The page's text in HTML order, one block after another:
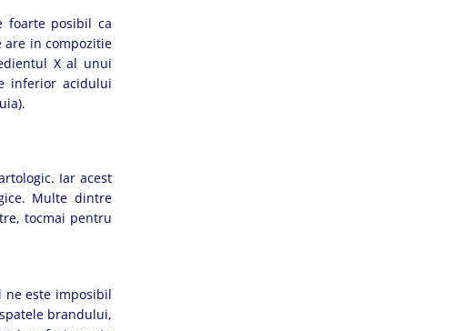
foarte posibil ca
in compozitie
X al unui
inferior acidului
Iar acest
Multe dintre
tocmai pentru
ne este imposibil
brandului,